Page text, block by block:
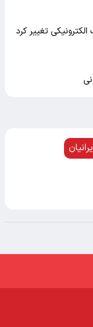
الکترونیکی تغییر کرد